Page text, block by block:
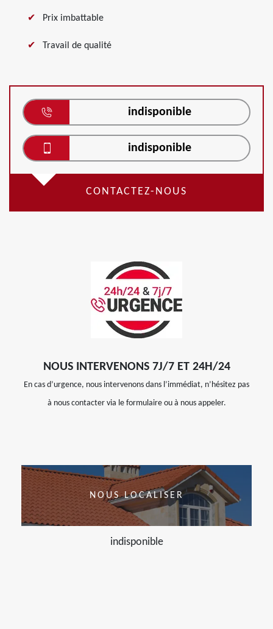
Prix imbattable
Travail de qualité
indisponible
indisponible
CONTACTEZ-NOUS
NOUS INTERVENONS 7J/7 ET 24H/24
En cas d’urgence, nous intervenons dans l’immédiat, n’hésitez pas
à nous contacter via le formulaire ou à nous appeler.
NOUS LOCALISER
indisponible